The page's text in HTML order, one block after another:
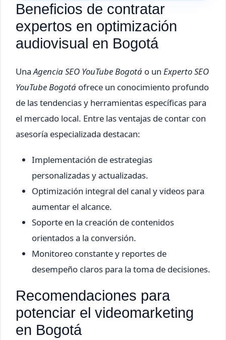
Beneficios de contratar
expertos en optimización
audiovisual en Bogotá
UnaAgencia SEO YouTube Bogotá o un Experto SEO
YouTube Bogotá ofrece un conocimiento profundo
de las tendencias y herramientas específicas para
el mercado local. Entre las ventajas de contar con
asesoría especializada destacan:
Implementación de estrategias
personalizadas y actualizadas.
Optimización integral del canal y videos para
aumentar el alcance.
Soporte en la creación de contenidos
orientados a la conversión.
Monitoreo constante y reportes de
desempeño claros para la toma de decisiones.
Recomendaciones para
potenciar el videomarketing
en Bogotá